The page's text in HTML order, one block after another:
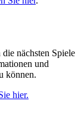
nächsten Spiele
und
können.
hier.